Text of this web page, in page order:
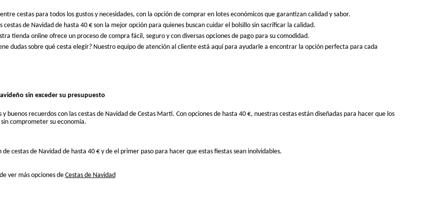
cestas para todos los gustos y necesidades, con la opción de comprar en lotes económicos que garantizan calidad y sabor.
de Navidad de hasta 40 € son la mejor opción para quienes buscan cuidar el bolsillo sin sacrificar la calidad.
tienda online ofrece un proceso de compra fácil, seguro y con diversas opciones de pago para su comodidad.
dudas sobre qué cesta elegir? Nuestro equipo de atención al cliente está aquí para ayudarle a encontrar la opción perfecta para cada
sin exceder su presupuesto
buenos recuerdos con las cestas de Navidad de Cestas Marti. Con opciones de hasta 40 €, nuestras cestas están diseñadas para hacer que los
comprometer su economía.
de cestas de Navidad de hasta 40 € y de el primer paso para hacer que estas fiestas sean inolvidables.
ver más opciones deCestas de Navidad